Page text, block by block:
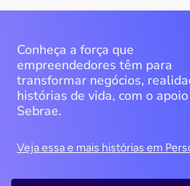
Conheça a força que
empreendedores têm para
transformar negócios,
histórias de vida, com o
Sebrae.
Veja essa e mais histórias em